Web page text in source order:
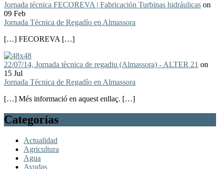
Jornada técnica FECOREVA | Fabricación Turbinas hidráulicas on
09 Feb
Jornada Técnica de Regadío en Almassora
[…] FECOREVA […]
22/07/14, Jornada tècnica de regadiu (Almassora) - ALTER 21 on
15 Jul
Jornada Técnica de Regadío en Almassora
[…] Més informació en aquest enllaç. […]
Categorías
Actualidad
Agricultura
Agua
Ayudas